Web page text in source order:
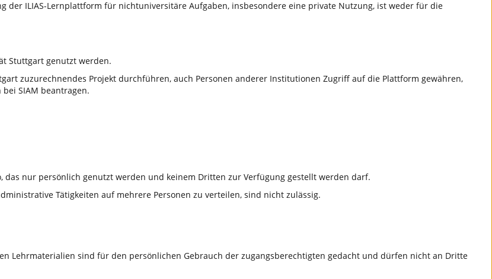
der ILIAS-Lernplattform für nichtuniversitäre Aufgaben, insbesondere eine private Nutzung, ist weder für die
Stuttgart genutzt werden.
zuzurechnendes Projekt durchführen, auch Personen anderer Institutionen Zugriff auf die Plattform gewähren,
SIAM beantragen.
das nur persönlich genutzt werden und keinem Dritten zur Verfügung gestellt werden darf.
Tätigkeiten auf mehrere Personen zu verteilen, sind nicht zulässig.
Lehrmaterialien sind für den persönlichen Gebrauch der zugangsberechtigten gedacht und dürfen nicht an Dritte